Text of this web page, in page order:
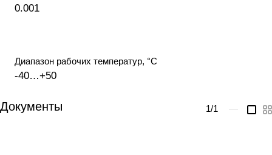
0.001
Диапазон рабочих температур, °С
-40…+50
Документы 1/1 —